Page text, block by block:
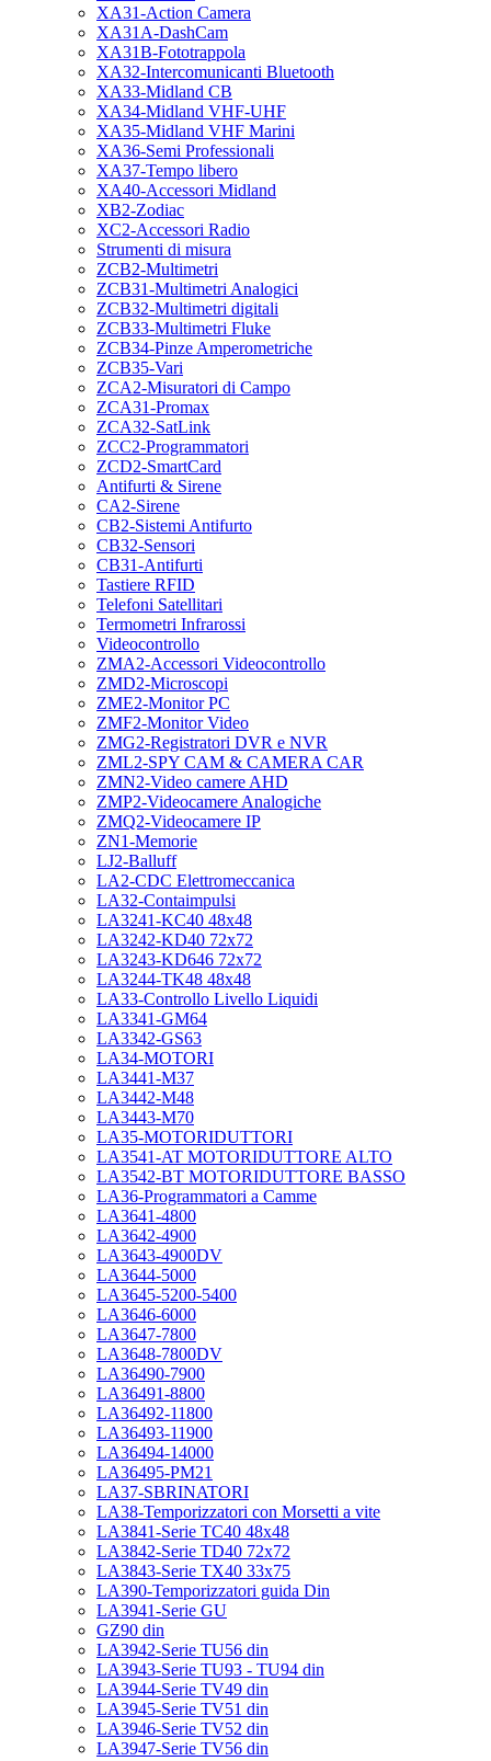
XA31-Action Camera
XA31A-DashCam
XA31B-Fototrappola
XA32-Intercomunicanti Bluetooth
XA33-Midland CB
XA34-Midland VHF-UHF
XA35-Midland VHF Marini
XA36-Semi Professionali
XA37-Tempo libero
XA40-Accessori Midland
XB2-Zodiac
XC2-Accessori Radio
Strumenti di misura
ZCB2-Multimetri
ZCB31-Multimetri Analogici
ZCB32-Multimetri digitali
ZCB33-Multimetri Fluke
ZCB34-Pinze Amperometriche
ZCB35-Vari
ZCA2-Misuratori di Campo
ZCA31-Promax
ZCA32-SatLink
ZCC2-Programmatori
ZCD2-SmartCard
Antifurti & Sirene
CA2-Sirene
CB2-Sistemi Antifurto
CB32-Sensori
CB31-Antifurti
Tastiere RFID
Telefoni Satellitari
Termometri Infrarossi
Videocontrollo
ZMA2-Accessori Videocontrollo
ZMD2-Microscopi
ZME2-Monitor PC
ZMF2-Monitor Video
ZMG2-Registratori DVR e NVR
ZML2-SPY CAM & CAMERA CAR
ZMN2-Video camere AHD
ZMP2-Videocamere Analogiche
ZMQ2-Videocamere IP
ZN1-Memorie
LJ2-Balluff
LA2-CDC Elettromeccanica
LA32-Contaimpulsi
LA3241-KC40 48x48
LA3242-KD40 72x72
LA3243-KD646 72x72
LA3244-TK48 48x48
LA33-Controllo Livello Liquidi
LA3341-GM64
LA3342-GS63
LA34-MOTORI
LA3441-M37
LA3442-M48
LA3443-M70
LA35-MOTORIDUTTORI
LA3541-AT MOTORIDUTTORE ALTO
LA3542-BT MOTORIDUTTORE BASSO
LA36-Programmatori a Camme
LA3641-4800
LA3642-4900
LA3643-4900DV
LA3644-5000
LA3645-5200-5400
LA3646-6000
LA3647-7800
LA3648-7800DV
LA36490-7900
LA36491-8800
LA36492-11800
LA36493-11900
LA36494-14000
LA36495-PM21
LA37-SBRINATORI
LA38-Temporizzatori con Morsetti a vite
LA3841-Serie TC40 48x48
LA3842-Serie TD40 72x72
LA3843-Serie TX40 33x75
LA390-Temporizzatori guida Din
LA3941-Serie GU
GZ90 din
LA3942-Serie TU56 din
LA3943-Serie TU93 - TU94 din
LA3944-Serie TV49 din
LA3945-Serie TV51 din
LA3946-Serie TV52 din
LA3947-Serie TV56 din